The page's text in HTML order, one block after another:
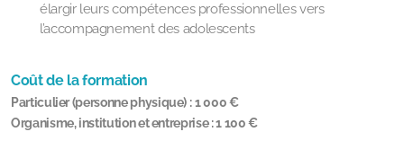
élargir leurs compétences professionnelles vers
l’accompagnement des adolescents
Coût de la formation
Particulier(personne physique) : 1 000 €
Organisme, institution et entreprise :1 100 €